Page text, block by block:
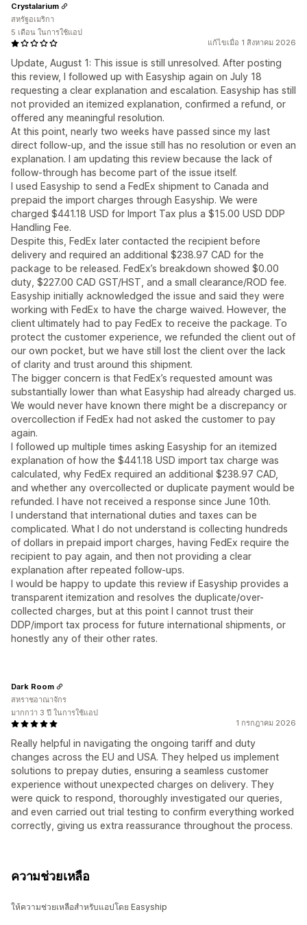
แก้ไขเมื่อ 1 สิงหาคม 2026
Update, August 1: This issue is still unresolved. After posting
this review, I followed up with Easyship again on July 18
requesting a clear explanation and escalation. Easyship has still
not provided an itemized explanation, confirmed a refund, or
offered any meaningful resolution.
At this point, nearly two weeks have passed since my last
direct follow-up, and the issue still has no resolution or even an
explanation. I am updating this review because the lack of
follow-through has become part of the issue itself.
I used Easyship to send a FedEx shipment to Canada and
prepaid the import charges through Easyship. We were
charged $441.18 USD for Import Tax plus a $15.00 USD DDP
Handling Fee.
Despite this, FedEx later contacted the recipient before
delivery and required an additional $238.97 CAD for the
package to be released. FedEx’s breakdown showed $0.00
duty, $227.00 CAD GST/HST, and a small clearance/ROD fee.
Easyship initially acknowledged the issue and said they were
working with FedEx to have the charge waived. However, the
client ultimately had to pay FedEx to receive the package. To
protect the customer experience, we refunded the client out of
our own pocket, but we have still lost the client over the lack
of clarity and trust around this shipment.
The bigger concern is that FedEx’s requested amount was
substantially lower than what Easyship had already charged us.
We would never have known there might be a discrepancy or
overcollection if FedEx had not asked the customer to pay
again.
I followed up multiple times asking Easyship for an itemized
explanation of how the $441.18 USD import tax charge was
calculated, why FedEx required an additional $238.97 CAD,
and whether any overcollected or duplicate payment would be
refunded. I have not received a response since June 10th.
I understand that international duties and taxes can be
complicated. What I do not understand is collecting hundreds
of dollars in prepaid import charges, having FedEx require the
recipient to pay again, and then not providing a clear
explanation after repeated follow-ups.
I would be happy to update this review if Easyship provides a
transparent itemization and resolves the duplicate/over-
collected charges, but at this point I cannot trust their
DDP/import tax process for future international shipments, or
honestly any of their other rates.
Crystalarium
สหรัฐอเมริกา
5 เดือน ในการใช้แอป
1 กรกฎาคม 2026
Really helpful in navigating the ongoing tariff and duty
changes across the EU and USA. They helped us implement
solutions to prepay duties, ensuring a seamless customer
experience without unexpected charges on delivery. They
were quick to respond, thoroughly investigated our queries,
and even carried out trial testing to confirm everything worked
correctly, giving us extra reassurance throughout the process.
Dark Room
สหราชอาณาจักร
มากกว่า 3 ปี ในการใช้แอป
ความช่วยเหลือ
ให้ความช่วยเหลือสำหรับแอปโดย Easyship